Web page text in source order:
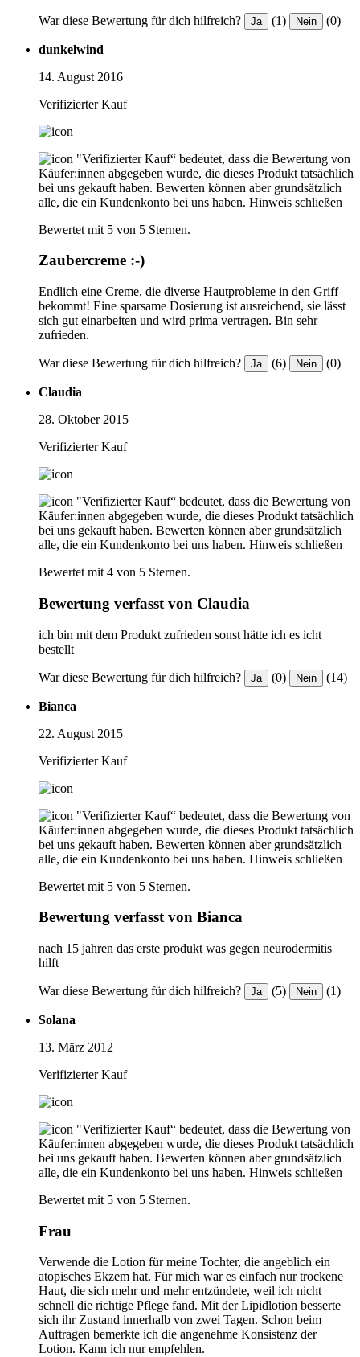
War diese Bewertung für dich hilfreich? Ja (1) Nein (0)
dunkelwind
14. August 2016
Verifizierter Kauf
"Verifizierter Kauf“ bedeutet, dass die Bewertung von
Käufer:innen abgegeben wurde, die dieses Produkt tatsächlich
bei uns gekauft haben. Bewerten können aber grundsätzlich
alle, die ein Kundenkonto bei uns haben. Hinweis schließen
Bewertet mit 5 von 5 Sternen.
Zaubercreme :-)
Endlich eine Creme, die diverse Hautprobleme in den Griff
bekommt! Eine sparsame Dosierung ist ausreichend, sie lässt
sich gut einarbeiten und wird prima vertragen. Bin sehr
zufrieden.
War diese Bewertung für dich hilfreich? Ja (6) Nein (0)
Claudia
28. Oktober 2015
Verifizierter Kauf
"Verifizierter Kauf“ bedeutet, dass die Bewertung von
Käufer:innen abgegeben wurde, die dieses Produkt tatsächlich
bei uns gekauft haben. Bewerten können aber grundsätzlich
alle, die ein Kundenkonto bei uns haben. Hinweis schließen
Bewertet mit 4 von 5 Sternen.
Bewertung verfasst von Claudia
ich bin mit dem Produkt zufrieden sonst hätte ich es icht
bestellt
War diese Bewertung für dich hilfreich? Ja (0) Nein (14)
Bianca
22. August 2015
Verifizierter Kauf
"Verifizierter Kauf“ bedeutet, dass die Bewertung von
Käufer:innen abgegeben wurde, die dieses Produkt tatsächlich
bei uns gekauft haben. Bewerten können aber grundsätzlich
alle, die ein Kundenkonto bei uns haben. Hinweis schließen
Bewertet mit 5 von 5 Sternen.
Bewertung verfasst von Bianca
nach 15 jahren das erste produkt was gegen neurodermitis
hilft
War diese Bewertung für dich hilfreich? Ja (5) Nein (1)
Solana
13. März 2012
Verifizierter Kauf
"Verifizierter Kauf“ bedeutet, dass die Bewertung von
Käufer:innen abgegeben wurde, die dieses Produkt tatsächlich
bei uns gekauft haben. Bewerten können aber grundsätzlich
alle, die ein Kundenkonto bei uns haben. Hinweis schließen
Bewertet mit 5 von 5 Sternen.
Frau
Verwende die Lotion für meine Tochter, die angeblich ein
atopisches Ekzem hat. Für mich war es einfach nur trockene
Haut, die sich mehr und mehr entzündete, weil ich nicht
schnell die richtige Pflege fand. Mit der Lipidlotion besserte
sich ihr Zustand innerhalb von zwei Tagen. Schon beim
Auftragen bemerkte ich die angenehme Konsistenz der
Lotion. Kann ich nur empfehlen.